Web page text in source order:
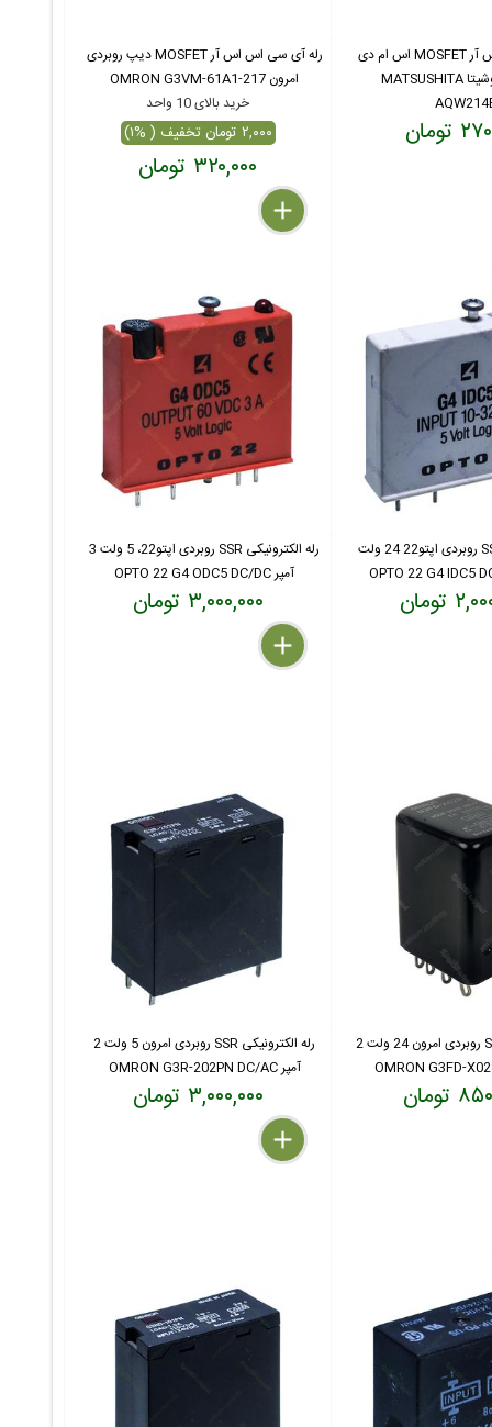
رله آی سی اس اس آر MOSFET اس ام دی
روبردی ماتسوشیتا MATSUSHITA
رله آی سی اس اس آر MOSFET دیپ روبردی
امرون OMRON G3VM-61A1-217
خرید بالای 10 واحد
۲,۰۰۰ تومان تخفیف ( %۱)
۳۲۰,۰۰۰ تومان
delete
remove
add
رله الکترونیکی SSR روبردی اپتو22 24 ولت
تومان
رله الکترونیکی SSR روبردی اپتو22، 5 ولت 3
آمپر OPTO 22 G4 ODC5 DC/DC
۳,۰۰۰,۰۰۰ تومان
delete
remove
add
رله الکترونیکی SSR روبردی امرون 24 ولت 2
رله الکترونیکی SSR روبردی امرون 5 ولت 2
آمپر OMRON G3R-202PN DC/AC
۳,۰۰۰,۰۰۰ تومان
delete
remove
add